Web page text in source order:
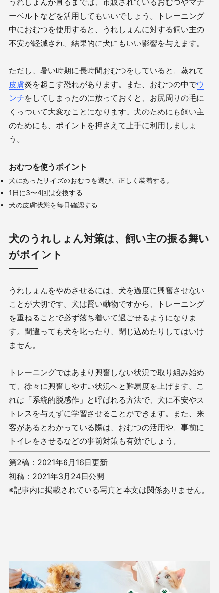
ーベルトなどを活用してもいいでしょう。トレーニング
中におむつを使用すると、うれしょんに対する飼い主の
不安が軽減され、結果的に犬にもいい影響を与えます。
ただし、暑い時期に長時間おむつをしていると、蒸れて
皮膚炎を起こす恐れがあります。また、おむつの中でウ
ンチをしてしまったのに放っておくと、お尻周りの毛に
くっついて大変なことになります。犬のためにも飼い主
のためにも、ポイントを押さえて上手に利用しましょ
う。
おむつを使うポイント
犬にあったサイズのおむつを選び、正しく装着する。
1 日に3〜4回は交換する
犬の皮膚状態を毎日確認する
犬のうれしょん対策は、飼い主の振る舞い
がポイント
うれしょんをやめさせるには、犬を過度に興奮させない
ことが大切です。犬は賢い動物ですから、トレーニング
を重ねることで必ず落ち着いて過ごせるようになりま
す。間違っても犬を叱ったり、閉じ込めたりしてはいけ
ません。
トレーニングではあまり興奮しない状況で取り組み始め
て、徐々に興奮しやすい状況へと難易度を上げます。こ
れは「系統的脱感作」と呼ばれる方法で、犬に不安やス
トレスを与えずに学習させることができます。また、来
客があるとわかっている際は、おむつの活用や、事前に
トイレをさせるなどの事前対策も有効でしょう。
第2稿：2021年6月16日更新
初稿：2021年3月24日公開
※記事内に掲載されている写真と本文は関係ありません。